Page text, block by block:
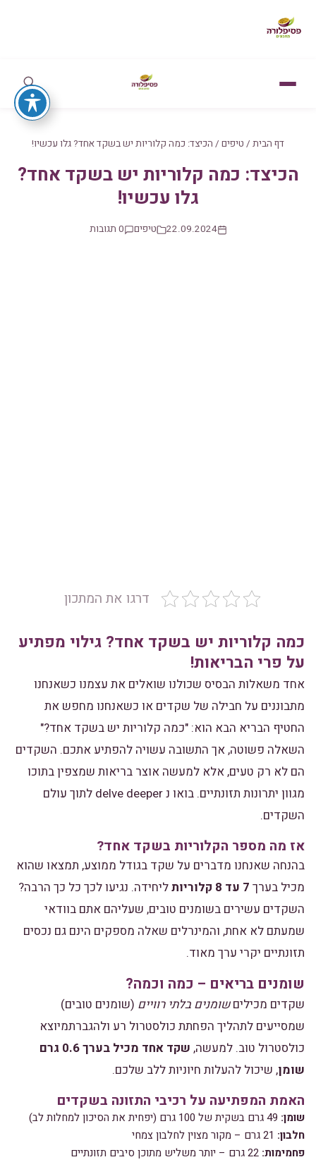
דף הבית / טיפים / הכיצד: כמה קלוריות יש בשקד אחד? גלו עכשיו!
הכיצד: כמה קלוריות יש בשקד אחד?
גלו עכשיו!
22.09.2024 טיפים 0 תגובות
דרגו את המתכון
כמה קלוריות יש בשקד אחד? גילוי מפתיע
על פרי הבריאות!
אחד משאלות הבסיס שכולנו שואלים את עצמנו כשאנחנו
מתבוננים על חבילה של שקדים או כשאנחנו מחפש את
החטיף הבריא הבא הוא: "כמה קלוריות יש בשקד אחד?"
השאלה פשוטה, אך התשובה עשויה להפתיע אתכם. השקדים
הם לא רק טעים, אלא למעשה אוצר בריאות שמצפין בתוכו
מגוון יתרונות תזונתיים. בואו נ delve deeper לתוך עולם
השקדים.
אז מה מספר הקלוריות בשקד אחד?
בהנחה שאנחנו מדברים על שקד בגודל ממוצע, תמצאו שהוא
מכיל בערך 7 עד 8 קלוריות
ליחידה. נגיעו לכך כל כך הרבה?
השקדים עשירים בשומנים טובים, שעליהם אתם בוודאי
שמעתם לא אחת, והמינרלים שאלה מספקים הינם גם נכסים
תזונתיים יקרי ערך מאוד.
שומנים בריאים – כמה וכמה?
שקדים מכיליםשומנים בלתי רוויים (שומנים טובים)
שמסייעים לתהליך הפחתת כולסטרול רע ולהגברתמיוצא
כולסטרול טוב. למעשה,
שקד אחד מכיל בערך 0.6 גרם
שומן, שיכול להעלות חיוניות ללב שלכם.
האמת המפתיעה על רכיבי התזונה בשקדים
שומן:
חלבון:
פחמימות: